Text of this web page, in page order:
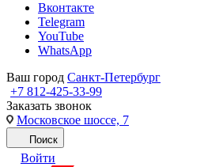
Вконтакте
Telegram
YouTube
WhatsApp
Ваш город Санкт-Петербург
+7 812-425-33-99
Заказать звонок
Московское шоссе, 7
Поиск
Войти